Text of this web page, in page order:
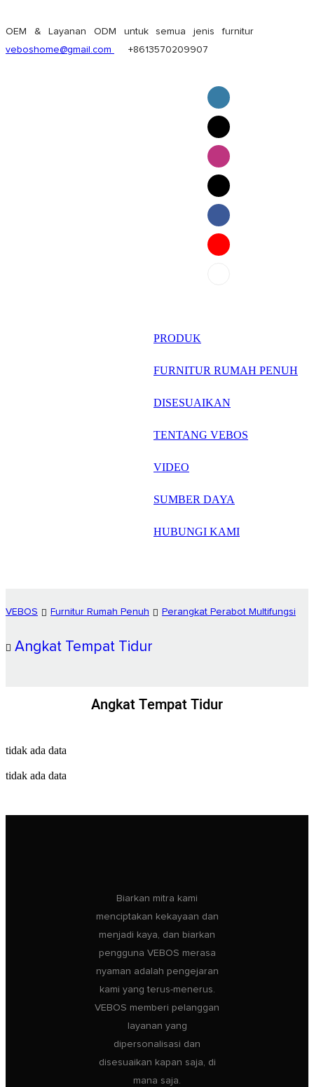
OEM & Layanan ODM untuk semua jenis furnitur
veboshome@gmail.com
+8613570209907
English
Pilipino
ภาษาไทย
français
العربية
PRODUK
FURNITUR RUMAH PENUH
DISESUAIKAN
TENTANG VEBOS
VIDEO
SUMBER DAYA
HUBUNGI KAMI
VEBOS Furnitur Rumah Penuh Perangkat Perabot Multifungsi
Angkat Tempat Tidur
Angkat Tempat Tidur
tidak ada data
tidak ada data
Biarkan mitra kami
menciptakan kekayaan dan
menjadi kaya, dan biarkan
pengguna VEBOS merasa
nyaman adalah pengejaran
kami yang terus-menerus.
VEBOS memberi pelanggan
layanan yang
dipersonalisasi dan
disesuaikan kapan saja, di
mana saja.